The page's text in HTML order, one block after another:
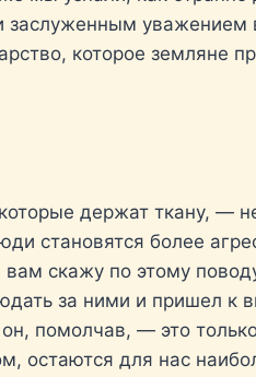
заслуженным
которое земляне
держат ткану, —
становятся более
вам скажу по этому
за ними и пришел к
помолчав, — это
остаются для нас